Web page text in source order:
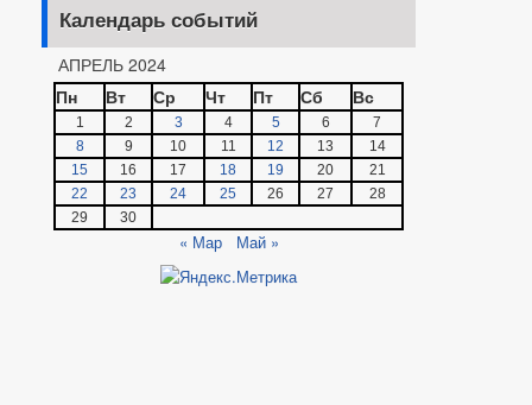
Календарь событий
АПРЕЛЬ 2024
Пн
Вт Ср Чт Пт Сб Вс
1 2 3 4 5 6
7
8
9 10 11 12 13
14
15
16 17 18 19 20
21
22
23 24 25 26 27
28
29
30
« Мар Май »